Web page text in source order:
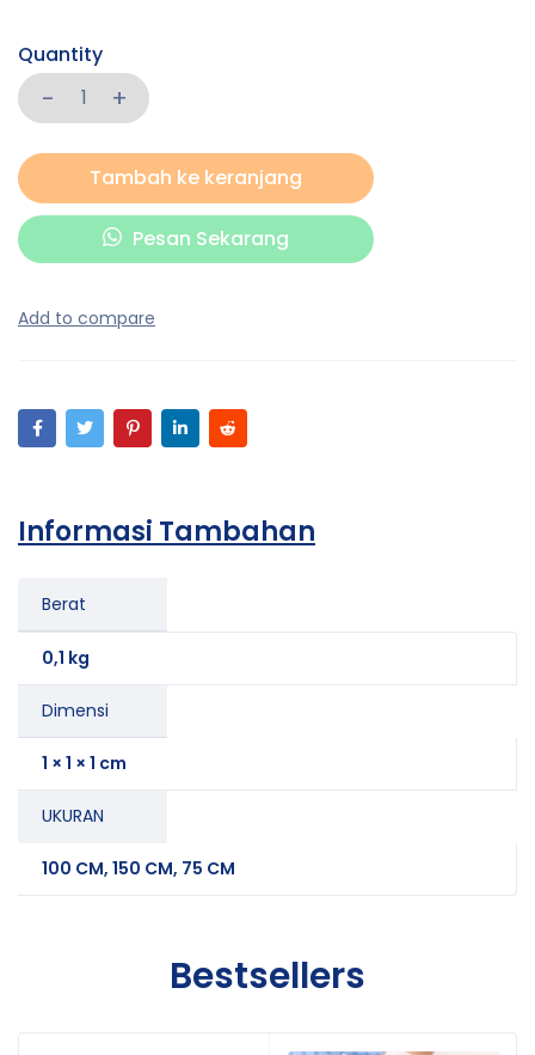
Quantity
Tambah ke keranjang
Pesan Sekarang
Informasi Tambahan
Berat
0,1 kg
Dimensi
1 × 1 × 1 cm
UKURAN
100 CM, 150 CM, 75 CM
Bestsellers